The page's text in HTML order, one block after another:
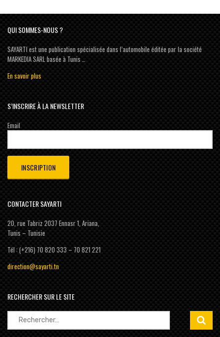
QUI SOMMES-NOUS ?
SAYARTI est une publication spécialisée dans l’automobile éditée par la société
MARKEDIA SARL basée à Tunis …
En savoir plus
S’INSCRIRE À LA NEWSLETTER
Email
CONTACTER SAYARTI
20, rue Tabriz 2037 Ennasr 1, Ariana,
Tunis – Tunisie
Tél : (+216) 70 820 333 – 70 821 221
direction@sayarti.tn
RECHERCHER SUR LE SITE
Rechercher :